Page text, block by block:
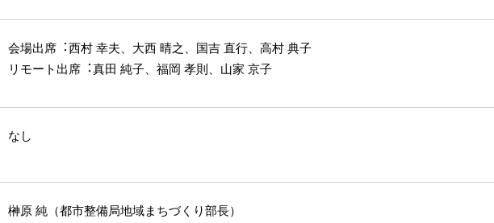
会場出席︓西村 幸夫、大西 晴之、国吉 直行、高村 典子
リモート出席︓真田 純子、福岡 孝則、⼭家 京⼦
なし
榊原 純（都市整備局地域まちづくり部⻑）